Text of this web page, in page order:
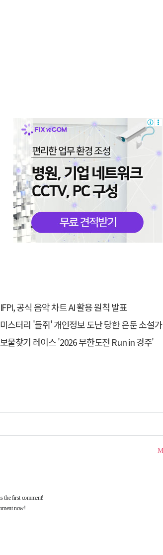
IFPI, 공식 음악 차트 AI 활용 원칙 발표
미스터리 '들쥐' 개인정보 도난 당한 은둔 소설가
보물찾기 레이스 '2026 무한도전 Run in 경주'